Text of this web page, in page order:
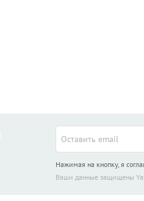
Нажимая на кнопку, я
Ваши данные защищены